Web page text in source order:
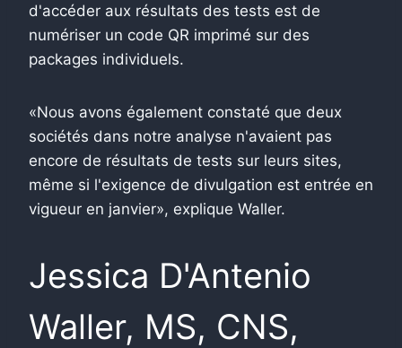
d'accéder aux résultats des tests est de
numériser un code QR imprimé sur des
packages individuels.
«Nous avons également constaté que deux
sociétés dans notre analyse n'avaient pas
encore de résultats de tests sur leurs sites,
même si l'exigence de divulgation est entrée en
vigueur en janvier», explique Waller.
Jessica D'Antenio
Waller, MS, CNS,